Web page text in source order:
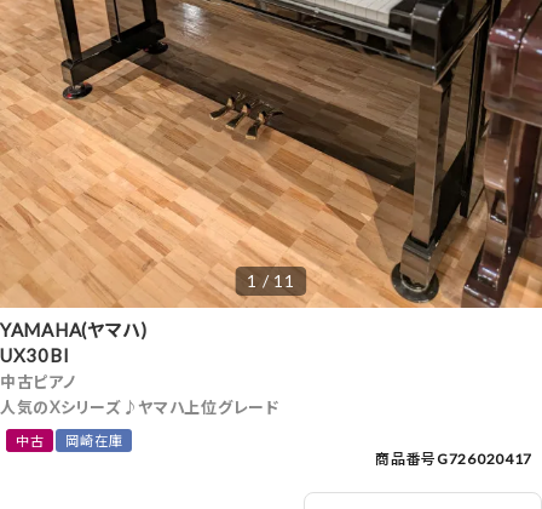
1 / 11
YAMAHA(ヤマハ)
UX30Bl
中古ピアノ
人気のXシリーズ♪ヤマハ上位グレード
中古 岡崎在庫
商品番号G726020417